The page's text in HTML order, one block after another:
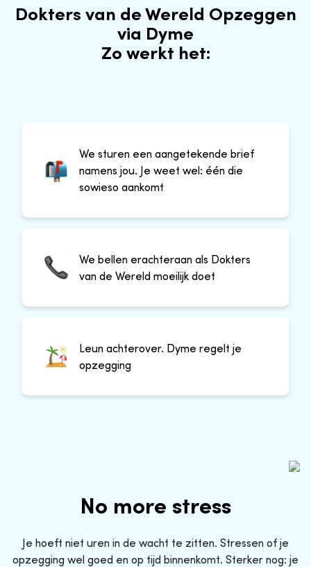
Dokters van de Wereld Opzeggen
via Dyme
Zo werkt het:
We sturen een aangetekende brief
namens jou. Je weet wel: één die
sowieso aankomt
We bellen erachteraan als Dokters
van de Wereld moeilijk doet
Leun achterover. Dyme regelt je
opzegging
No more stress
Je hoeft niet uren in de wacht te zitten. Stressen of je
opzegging wel goed en op tijd binnenkomt. Sterker nog: je